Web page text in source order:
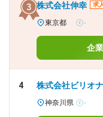
株式会社伸幸 求
東京都 -
企
4 株式会社ビリオ
神奈川県 -